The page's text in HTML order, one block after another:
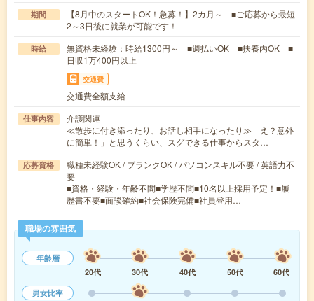
期間
【8月中のスタートOK！急募！】2カ月～ ■ご応募から最短
2～3日後に就業が可能です！
時給
無資格未経験：時給1300円～ ■週払いOK ■扶養内OK ■
日収1万400円以上
交通費
交通費全額支給
仕事内容
介護関連
≪散歩に付き添ったり、お話し相手になったり≫「え？意外
に簡単！」と思うくらい、スグできる仕事からスタ…
応募資格
職種未経験OK / ブランクOK / パソコンスキル不要 / 英語力不
要
■資格・経験・年齢不問■学歴不問■10名以上採用予定！■履
歴書不要■面談確約■社会保険完備■社員登用…
職場の雰囲気
年齢層
20代
30代 40代 50代
60代
男女比率